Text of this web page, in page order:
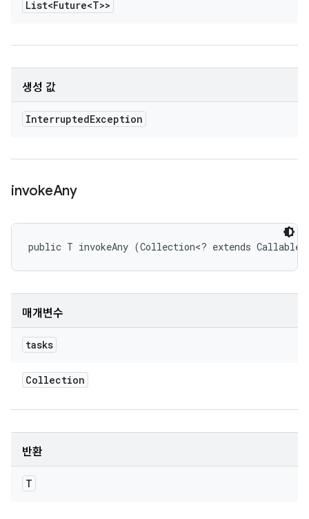
List<Future<T>>
생성 값
InterruptedException
invokeAny
public T invokeAny (Collection<? extends
매개변수
tasks
Collection
반환
T